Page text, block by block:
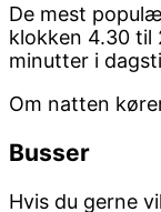
De mest
klokken 4.30 til
minutter i
Om natten
Busser
Hvis du gerne